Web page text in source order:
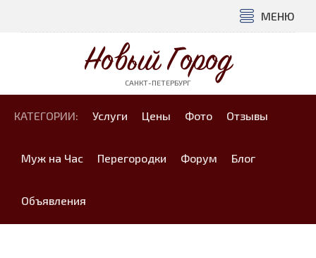
МЕНЮ
Новый Город
САНКТ-ПЕТЕРБУРГ
КАТЕГОРИИ: Услуги Цены Фото Отзывы
Муж на Час Перегородки Форум Блог
Объявления